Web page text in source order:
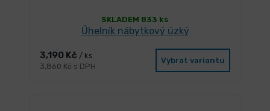
SKLADEM 833 ks
Úhelník nábytkový úzký
3,190 Kč / ks
3,860 Kč s DPH
Vybrat variantu